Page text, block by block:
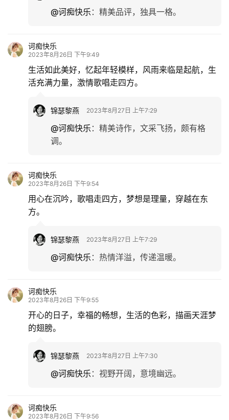
@诃痴快乐 ： 精美品评，独具一格。
诃痴快乐
2023年8月26日 下午9:49
生活如此美好，忆起年轻模样，风雨来临是起航，生
活充满力量，激情歌唱走四方。
锦瑟黎燕 2023年8月27日 上午7:29
@诃痴快乐 ： 精美诗作，文采飞扬，颇有格
调。
诃痴快乐
2023年8月26日 下午9:54
用心在沉吟，歌唱走四方，梦想是理量，穿越在东
方。
锦瑟黎燕 2023年8月27日 上午7:29
@诃痴快乐 ： 热情洋溢，传递温暖。
诃痴快乐
2023年8月26日 下午9:55
开心的日子，幸福的畅想，生活的色彩，描画天涯梦
的翅膀。
锦瑟黎燕 2023年8月27日 上午7:30
@诃痴快乐 ： 视野开阔，意境幽远。
诃痴快乐
2023年8月26日 下午9:56